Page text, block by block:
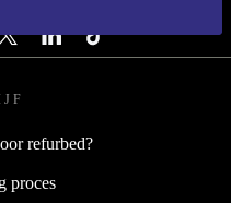
refurbed?
proces